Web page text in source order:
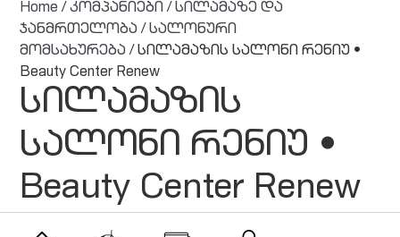
Home /კომპანიები /სილამაზე და
ჯანმრთელობა /სალონური
მომსახურება / სილამაზის სალონი რენიუ •
Beauty Center Renew
სილამაზის
სალონი რენიუ •
Beauty Center Renew